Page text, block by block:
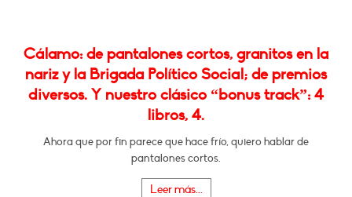
Cálamo: de pantalones cortos, granitos en la
nariz y la Brigada Político Social; de premios
diversos. Y nuestro clásico “bonus track”: 4
libros, 4.
Ahora que por fin parece que hace frío, quiero hablar de
pantalones cortos.
Leer más...